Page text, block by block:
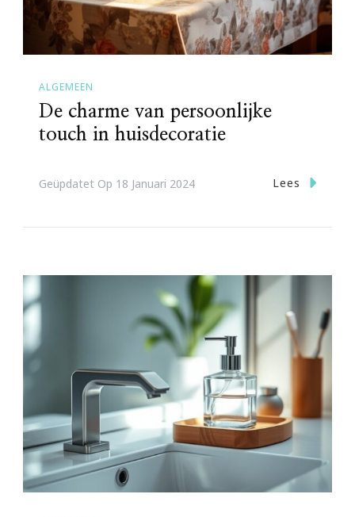
ALGEMEEN
De charme van persoonlijke
touch in huisdecoratie
Geüpdatet Op 18 Januari 2024 Lees